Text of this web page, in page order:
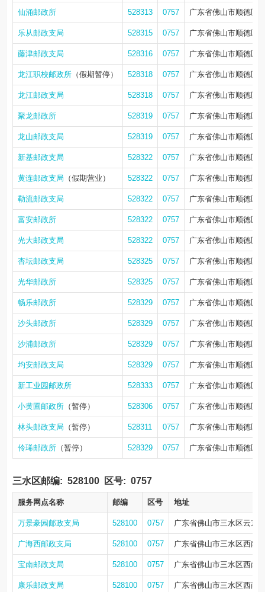
仙涌邮政所 528313 0757 广东省佛山市顺德区
乐从邮政支局 528315 0757 广东省佛山市顺德区
藤津邮政支局 528316 0757 广东省佛山市顺德区
龙江职校邮政所 （假期暂停） 528318 0757 广东省佛山市顺德区
龙江邮政支局 528318 0757 广东省佛山市顺德区
聚龙邮政所 528319 0757 广东省佛山市顺德区
龙山邮政支局 528319 0757 广东省佛山市顺德区
新基邮政支局 528322 0757 广东省佛山市顺德区
黄连邮政支局 （假期营业） 528322 0757 广东省佛山市顺德区
勒流邮政支局 528322 0757 广东省佛山市顺德区
富安邮政所 528322 0757 广东省佛山市顺德区
光大邮政支局 528322 0757 广东省佛山市顺德区
杏坛邮政支局 528325 0757 广东省佛山市顺德区
光华邮政所 528325 0757 广东省佛山市顺德区
畅乐邮政所 528329 0757 广东省佛山市顺德区
沙头邮政所 528329 0757 广东省佛山市顺德区
沙浦邮政所 528329 0757 广东省佛山市顺德区
均安邮政支局 528329 0757 广东省佛山市顺德区
新工业园邮政所 528333 0757 广东省佛山市顺德区
小黄圃邮政所 （暂停） 528306 0757 广东省佛山市顺德区
林头邮政支局 （暂停） 528311 0757 广东省佛山市顺德区
伶琋邮政所 （暂停） 528329 0757 广东省佛山市顺德区
三水区邮编: 528100 区号: 0757
服务网点名称 邮编 区号 地址
万景豪园邮政支局 528100 0757 广东省佛山市三水区云东
广海西邮政支局 528100 0757 广东省佛山市三水区西南
宝南邮政支局 528100 0757 广东省佛山市三水区西南
康乐邮政支局 528100 0757 广东省佛山市三水区西南